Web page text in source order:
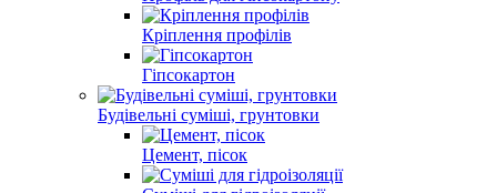
Стрічки для швів, профілів
Профіль для гіпсокартону
Кріплення профілів
Гіпсокартон
Будівельні суміші, грунтовки